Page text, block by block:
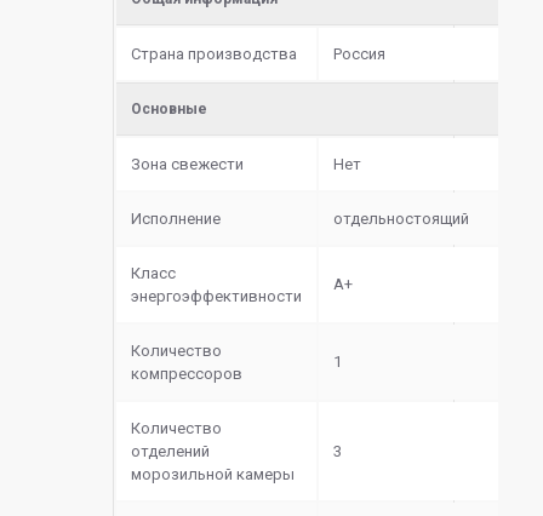
Страна производства Россия
Основные
Зона свежести Нет
Исполнение отдельностоящий
Класс
энергоэффективности
A+
Количество
компрессоров
1
Количество
отделений
морозильной камеры
3